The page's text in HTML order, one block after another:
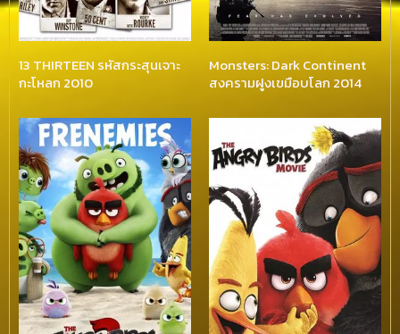
13 THIRTEEN รหัสกระสุนเจาะ
กะโหลก 2010
Monsters: Dark Continent
สงครามฝูงเขมือบโลก 2014